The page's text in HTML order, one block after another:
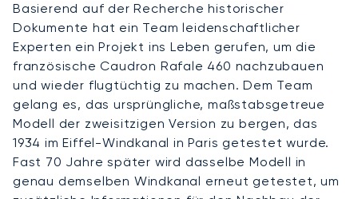
Basierend auf der Recherche historischer
Dokumente hat ein Team leidenschaftlicher
Experten ein Projekt ins Leben gerufen, um die
französische Caudron Rafale 460 nachzubauen
und wieder flugtüchtig zu machen. Dem Team
gelang es, das ursprüngliche, maßstabsgetreue
Modell der zweisitzigen Version zu bergen, das
1934 im Eiffel-Windkanal in Paris getestet wurde.
Fast 70 Jahre später wird dasselbe Modell in
genau demselben Windkanal erneut getestet, um